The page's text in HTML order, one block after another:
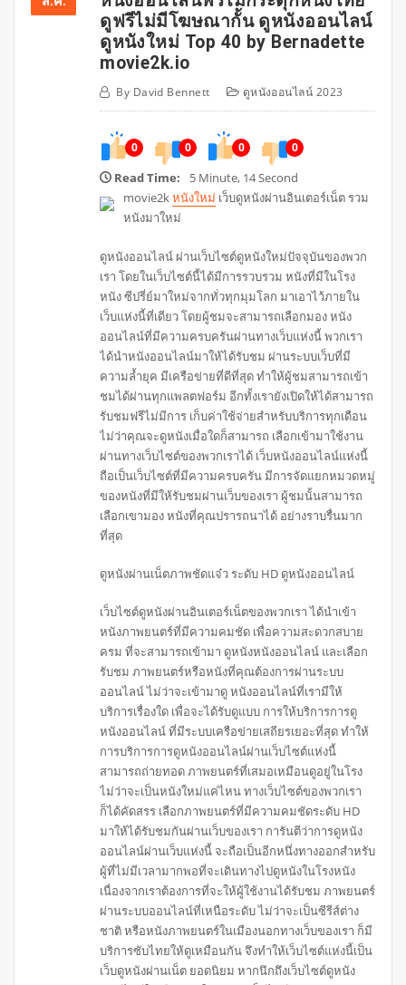
ดูฟรีไม่มีโฆษณากั้น ดูหนังออนไลน์
ดูหนังใหม่ Top 40 by Bernadette
movie2k.io
By David Bennett ดูหนังออนไลน์ 2023
0 0 0 0
Read Time:
5 Minute, 14 Second
movie2kหนังใหม่ เว็บดูหนังผ่านอินเตอร์เน็ต รวม
หนังมาใหม่
ดูหนังออนไลน์ ผ่านเว็บไซต์ดูหนังใหม่ปัจจุบันของพวก
เรา โดยในเว็บไซต์นี้ได้มีการรวบรวม หนังที่มีในโรง
หนัง ซีปรี่ย์มาใหม่จากทั่วทุกมุมโลก มาเอาไว้ภายใน
เว็บแห่งนี้ที่เดียว โดยผู้ชมจะสามารถเลือกมอง หนัง
ออนไลน์ที่มีความครบครันผ่านทางเว็บแห่งนี้ พวกเรา
ได้นำหนังออนไลน์มาให้ได้รับชม ผ่านระบบเว็บที่มี
ความล้ำยุค มีเครือข่ายที่ดีที่สุด ทำให้ผู้ชมสามารถเข้า
ชมได้ผ่านทุกแพลตฟอร์ม อีกทั้งเรายังเปิดให้ได้สามารถ
รับชมฟรีไม่มีการ เก็บค่าใช้จ่ายสำหรับบริการทุกเดือน
ไม่ว่าคุณจะดูหนังเมื่อใดก็สามารถ เลือกเข้ามาใช้งาน
ผ่านทางเว็บไซต์ของพวกเราได้ เว็บหนังออนไลน์แห่งนี้
ถือเป็นเว็บไซต์ที่มีความครบครัน มีการจัดแยกหมวดหมู่
ของหนังที่มีให้รับชมผ่านเว็บของเรา ผู้ชมนั้นสามารถ
เลือกเขามอง หนังที่คุณปรารถนาได้ อย่างราบรื่นมาก
ที่สุด
ดูหนังผ่านเน็ตภาพชัดแจ๋ว ระดับ HD ดูหนังออนไลน์
เว็บไซต์ดูหนังผ่านอินเตอร์เน็ตของพวกเรา ได้นำเข้า
หนังภาพยนตร์ที่มีความคมชัด เพื่อความสะดวกสบาย
ครม ที่จะสามารถเข้ามา ดูหนังหนังออนไลน์ และเลือก
รับชม ภาพยนตร์หรือหนังที่คุณต้องการผ่านระบบ
ออนไลน์ ไม่ว่าจะเข้ามาดู หนังออนไลน์ที่เรามีให้
บริการเรื่องใด เพื่อจะได้รับดูแบบ การให้บริการการดู
หนังออนไลน์ ที่มีระบบเครือข่ายเสถียรเยอะที่สุด ทำให้
การบริการการดูหนังออนไลน์ผ่านเว็บไซต์แห่งนี้
สามารถถ่ายทอด ภาพยนตร์ที่เสมอเหมือนดูอยู่ในโรง
ไม่ว่าจะเป็นหนังใหม่แค่ไหน ทางเว็บไซต์ของพวกเรา
ก็ได้คัดสรร เลือกภาพยนตร์ที่มีความคมชัดระดับ HD
มาให้ได้รับชมกันผ่านเว็บของเรา การันตีว่าการดูหนัง
ออนไลน์ผ่านเว็บแห่งนี้ จะถือเป็นอีกหนึ่งทางออกสำหรับ
ผู้ที่ไม่มีเวลามากพอที่จะเดินทางไปดูหนังในโรงหนัง
เนื่องจากเราต้องการที่จะให้ผู้ใช้งานได้รับชม ภาพยนตร์
ผ่านระบบออนไลน์ที่เหนือระดับ ไม่ว่าจะเป็นซีรีส์ต่าง
ชาติ หรือหนังภาพยนตร์ในเมืองนอกทางเว็บของเรา ก็มี
บริการซับไทยให้ดูเหมือนกัน จึงทำให้เว็บไซต์แห่งนี้เป็น
เว็บดูหนังผ่านเน็ต ยอดนิยม หากนึกถึงเว็บไซต์ดูหนัง